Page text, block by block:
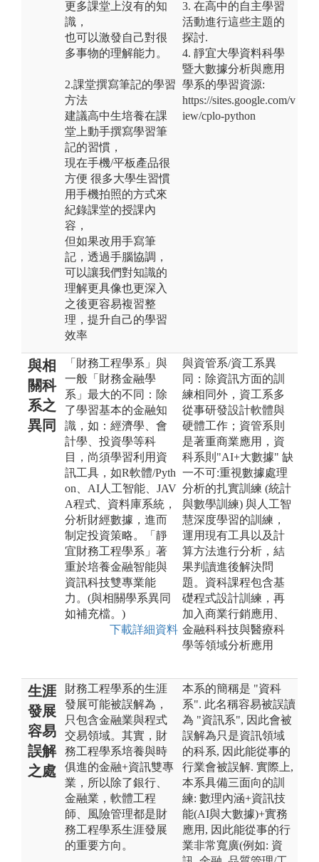
更多課堂上沒有的知
識，
也可以激發自己對很
多事物的理解能力。
2.課堂撰寫筆記的學習
方法
建議高中生培養在課
堂上動手撰寫學習筆
記的習慣，
現在手機/平板產品很
方便 很多大學生習慣
用手機拍照的方式來
紀錄課堂的授課內
容，
但如果改用手寫筆
記，透過手腦協調，
可以讓我們對知識的
理解更具像也更深入
之後更容易複習整
理，提升自己的學習
效率
3. 在高中的自主學習
活動進行這些主題的
探討.
4. 靜宜大學資料科學
暨大數據分析與應用
學系的學習資源:
https://sites.google.com/v
iew/cplo-python
與相
關科
系之
異同
「財務工程學系」與
一般「財務金融學
系」最大的不同：除
了學習基本的金融知
識，如：經濟學、會
計學、投資學等科
目，尚須學習利用資
訊工具，如R軟體/Pyth
on、AI人工智能、JAV
A程式、資料庫系統，
分析財經數據，進而
制定投資策略。「靜
宜財務工程學系」著
重於培養金融智能與
資訊科技雙專業能
力。(與相關學系異同
如補充檔。)
下載詳細資料
與資管系/資工系異
同：除資訊方面的訓
練相同外，資工系多
從事研發設計軟體與
硬體工作；資管系則
是著重商業應用，資
科系則"AI+大數據" 缺
一不可:重視數據處理
分析的扎實訓練 (統計
與數學訓練) 與人工智
慧深度學習的訓練，
運用現有工具以及計
算方法進行分析，結
果判讀進後解決問
題。資科課程包含基
礎程式設計訓練，再
加入商業行銷應用、
金融科科技與醫療科
學等領域分析應用
生涯
發展
容易
誤解
之處
財務工程學系的生涯
發展可能被誤解為，
只包含金融業與程式
交易領域。其實，財
務工程學系培養與時
俱進的金融+資訊雙專
業，所以除了銀行、
金融業，軟體工程
師、風險管理都是財
務工程學系生涯發展
的重要方向。
本系的簡稱是 "資科
系". 此名稱容易被誤讀
為 "資訊系", 因此會被
誤解為只是資訊領域
的科系, 因此能從事的
行業會被誤解. 實際上,
本系具備三面向的訓
練: 數理內涵+資訊技
能(AI與大數據)+實務
應用, 因此能從事的行
業非常寬廣(例如: 資